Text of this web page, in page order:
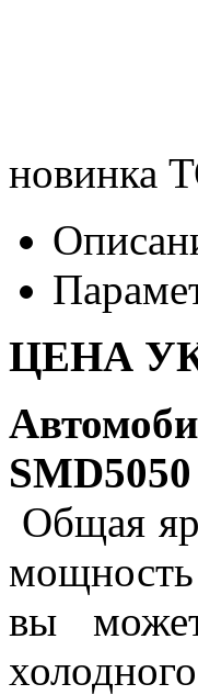
новинка
ЦЕНА
Общая
мощность
вы